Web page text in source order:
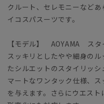
クルート、セレモニーなど
イコスパスーツです。
【モデル】 AOYAMA スタ
スッキリとしたやや細身の
たシルエットのスタイリッ
マートなワンタック仕様、
を与えます。さらにウエス